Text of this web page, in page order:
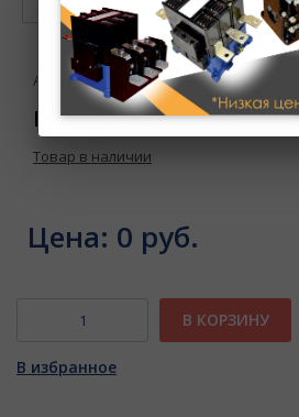
Артикул : УТ000003576
КВТ- 6-2.5/250 У3 110В
Товар в наличии
Цена: 0 руб.
В КОРЗИНУ
В избранное